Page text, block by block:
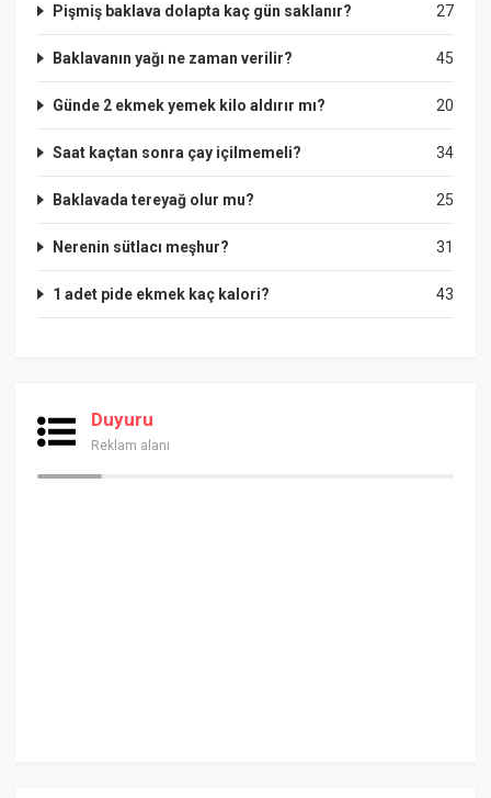
27
Pişmiş baklava dolapta kaç gün saklanır?
45
Baklavanın yağı ne zaman verilir?
20
Günde 2 ekmek yemek kilo aldırır mı?
34
Saat kaçtan sonra çay içilmemeli?
25
Baklavada tereyağ olur mu?
31
Nerenin sütlacı meşhur?
43
1 adet pide ekmek kaç kalori?
Duyuru
Reklam alanı